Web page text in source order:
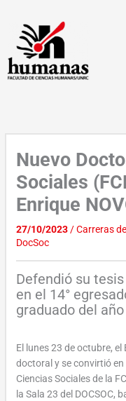
contenido
Nuevo
Sociales
Enrique
27/10/2023/Carreras
DocSoc
Defendió su
en el 14°
graduado del
El lunes 23 de octubre,
doctoral y se convirtió
Ciencias Sociales de la
la Sala 23 del DOCSOC,